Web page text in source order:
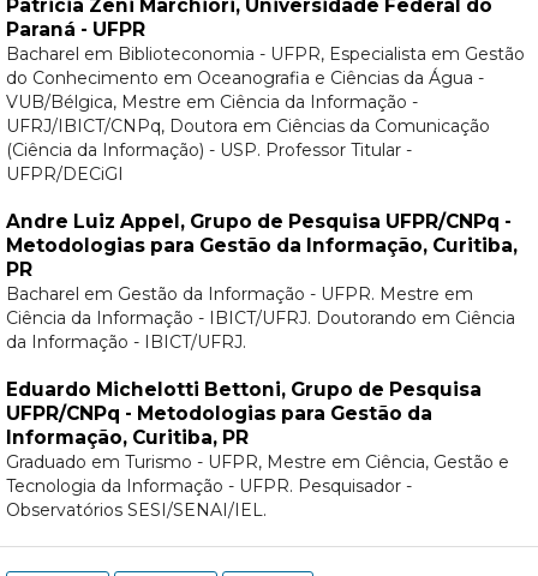
Patricia Zeni Marchiori, Universidade Federal do
Paraná - UFPR
Bacharel em Biblioteconomia - UFPR, Especialista em Gestão
do Conhecimento em Oceanografia e Ciências da Água -
VUB/Bélgica, Mestre em Ciência da Informação -
UFRJ/IBICT/CNPq, Doutora em Ciências da Comunicação
(Ciência da Informação) - USP. Professor Titular -
UFPR/DECiGI
Andre Luiz Appel, Grupo de Pesquisa UFPR/CNPq -
Metodologias para Gestão da Informação, Curitiba,
PR
Bacharel em Gestão da Informação - UFPR. Mestre em
Ciência da Informação - IBICT/UFRJ. Doutorando em Ciência
da Informação - IBICT/UFRJ.
Eduardo Michelotti Bettoni, Grupo de Pesquisa
UFPR/CNPq - Metodologias para Gestão da
Informação, Curitiba, PR
Graduado em Turismo - UFPR, Mestre em Ciência, Gestão e
Tecnologia da Informação - UFPR. Pesquisador -
Observatórios SESI/SENAI/IEL.